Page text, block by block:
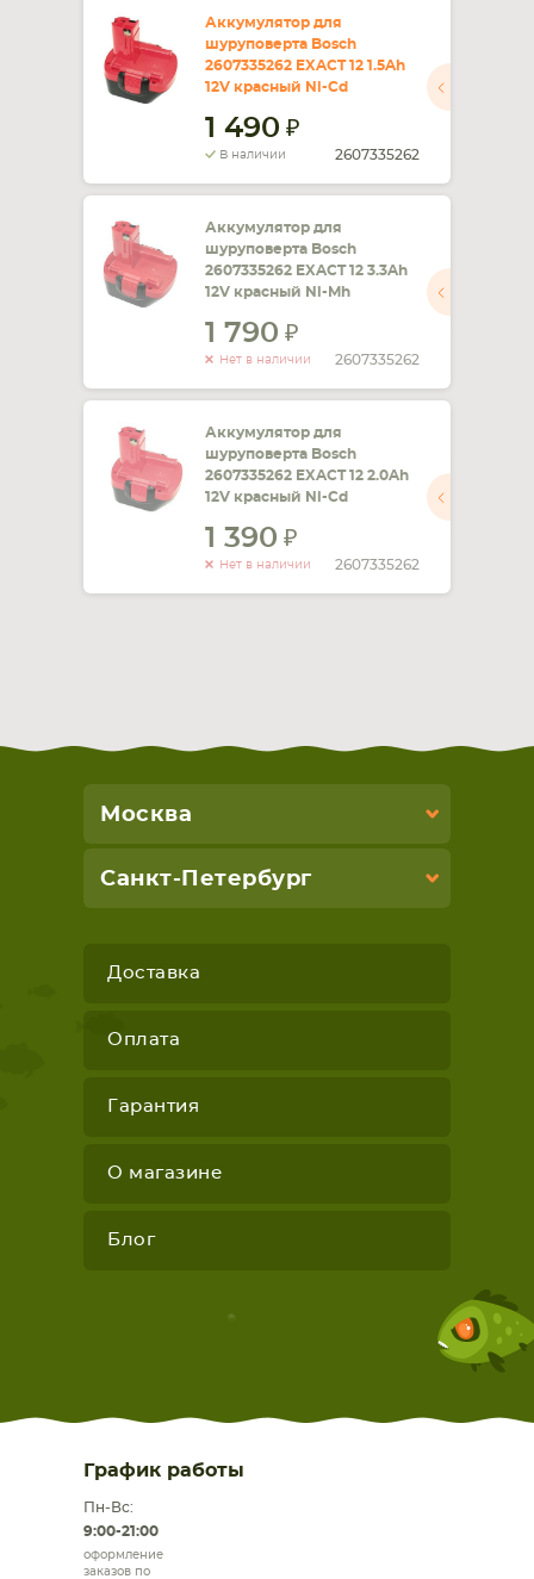
КОМПЛЕКТУЮЩИЕ
Аккумулятор для
шуруповерта Bosch
2607335262 EXACT 12 1.5Ah
12V красный Ni-Cd
1 490
В наличии 2607335262
Аккумулятор для
шуруповерта Bosch
2607335262 EXACT 12 3.3Ah
12V красный Ni-Mh
1 790
Нет в наличии 2607335262
Аккумулятор для
шуруповерта Bosch
2607335262 EXACT 12 2.0Ah
12V красный Ni-Cd
1 390
Нет в наличии 2607335262
Москва
Санкт-Петербург
Доставка
Оплата
Гарантия
О магазине
Блог
График работы
Пн-Вс:
9:00-21:00
оформление
заказов по